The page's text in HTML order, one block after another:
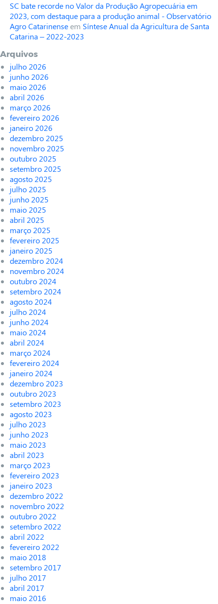
SC bate recorde no Valor da Produção Agropecuária em
2023, com destaque para a produção animal - Observatório
Agro Catarinenseem Síntese Anual da Agricultura de Santa
Catarina – 2022-2023
Arquivos
julho 2026
junho 2026
maio 2026
abril 2026
março 2026
fevereiro 2026
janeiro 2026
dezembro 2025
novembro 2025
outubro 2025
setembro 2025
agosto 2025
julho 2025
junho 2025
maio 2025
abril 2025
março 2025
fevereiro 2025
janeiro 2025
dezembro 2024
novembro 2024
outubro 2024
setembro 2024
agosto 2024
julho 2024
junho 2024
maio 2024
abril 2024
março 2024
fevereiro 2024
janeiro 2024
dezembro 2023
outubro 2023
setembro 2023
agosto 2023
julho 2023
junho 2023
maio 2023
abril 2023
março 2023
fevereiro 2023
janeiro 2023
dezembro 2022
novembro 2022
outubro 2022
setembro 2022
abril 2022
fevereiro 2022
maio 2018
setembro 2017
julho 2017
abril 2017
maio 2016